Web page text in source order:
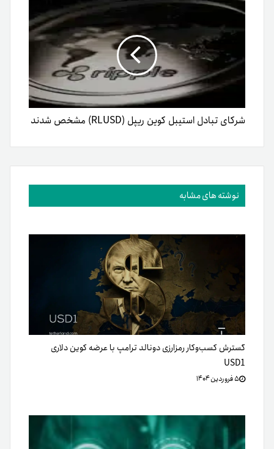
شرکای تبادل استیبل کوین ریپل (RLUSD) مشخص شدند
نوشته های مشابه
گسترش کسب‌وکار رمزارزی دونالد ترامپ با عرضه کوین دلاری
USD1
۵ فروردین ۱۴۰۴